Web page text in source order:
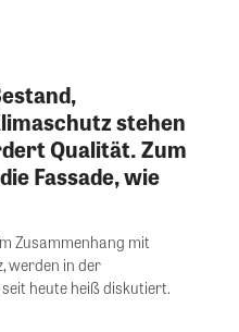
stehen
Qualität. Zum
Fassade, wie
Zusammenhang mit
werden in der
heute heiß diskutiert.